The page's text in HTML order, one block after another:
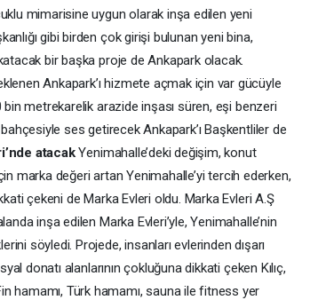
mimarisine uygun olarak inşa edilen yeni
gibi birden çok girişi bulunan yeni bina,
bir başka proje de Ankapark olacak.
Ankapark’ı hizmete açmak için var gücüyle
metrekarelik arazide inşası süren, eşi benzeri
ses getirecek Ankapark’ı Başkentliler de
atacakYenimahalle’deki değişim, konut
marka değeri artan Yenimahalle’yi tercih ederken,
çekeni de Marka Evleri oldu. Marka Evleri A.Ş
inşa edilen Marka Evleri’yle, Yenimahalle’nin
söyledi. Projede, insanları evlerinden dışarı
donatı alanlarının çokluğuna dikkati çeken Kılıç,
hamamı, Türk hamamı, sauna ile fitness yer